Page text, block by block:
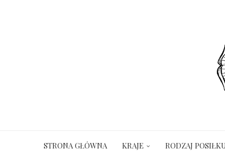
STRONA GŁÓWNA KRAJE RODZAJ